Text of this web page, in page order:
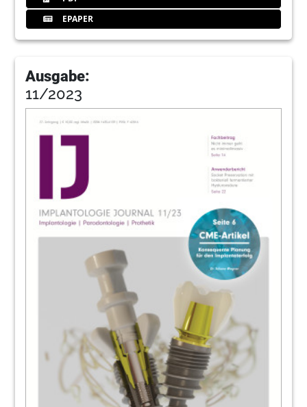
EPAPER
Ausgabe:
11/2023